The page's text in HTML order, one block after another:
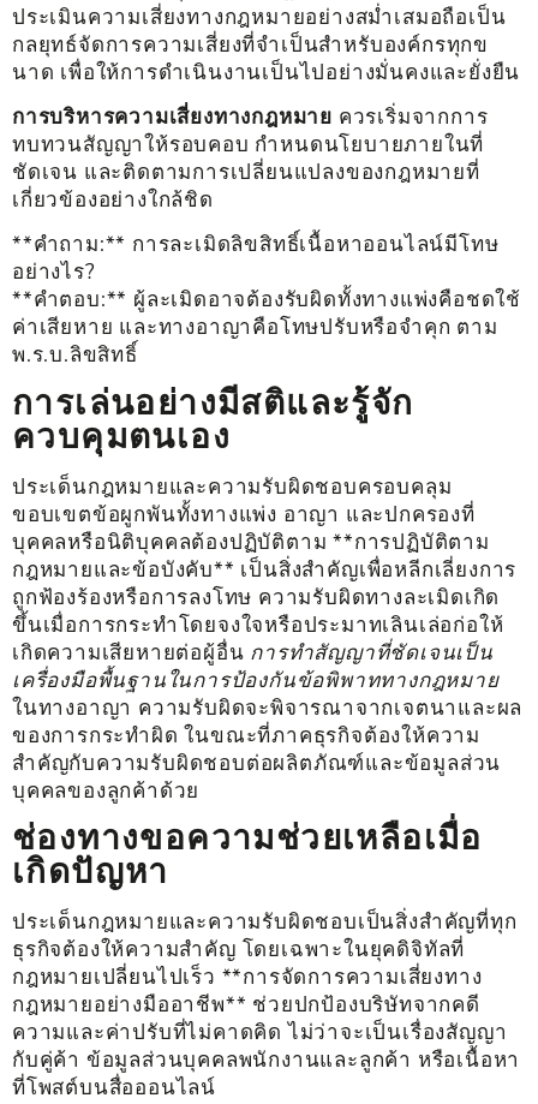
ประเมินความเสี่ยงทางกฎหมายอย่างสม่ำเสมอถือเป็น
กลยุทธ์จัดการความเสี่ยงที่จำเป็นสำหรับองค์กรทุกข
นาด เพื่อให้การดำเนินงานเป็นไปอย่างมั่นคงและยั่งยืน
การบริหารความเสี่ยงทางกฎหมาย ควรเริ่มจากการ
ทบทวนสัญญาให้รอบคอบ กำหนดนโยบายภายในที่
ชัดเจน และติดตามการเปลี่ยนแปลงของกฎหมายที่
เกี่ยวข้องอย่างใกล้ชิด
**คำถาม:** การละเมิดลิขสิทธิ์เนื้อหาออนไลน์มีโทษ
อย่างไร?
**คำตอบ:** ผู้ละเมิดอาจต้องรับผิดทั้งทางแพ่งคือชดใช้
ค่าเสียหาย และทางอาญาคือโทษปรับหรือจำคุก ตาม
พ.ร.บ.ลิขสิทธิ์
การเล่นอย่างมีสติและรู้จัก
ควบคุมตนเอง
ประเด็นกฎหมายและความรับผิดชอบครอบคลุม
ขอบเขตข้อผูกพันทั้งทางแพ่ง อาญา และปกครองที่
บุคคลหรือนิติบุคคลต้องปฏิบัติตาม **การปฏิบัติตาม
กฎหมายและข้อบังคับ** เป็นสิ่งสำคัญเพื่อหลีกเลี่ยงการ
ถูกฟ้องร้องหรือการลงโทษ ความรับผิดทางละเมิดเกิด
ขึ้นเมื่อการกระทำโดยจงใจหรือประมาทเลินเล่อก่อให้
เกิดความเสียหายต่อผู้อื่น การทำสัญญาที่ชัดเจนเป็น
เครื่องมือพื้นฐานในการป้องกันข้อพิพาททางกฎหมาย
ในทางอาญา ความรับผิดจะพิจารณาจากเจตนาและผล
ของการกระทำผิด ในขณะที่ภาคธุรกิจต้องให้ความ
สำคัญกับความรับผิดชอบต่อผลิตภัณฑ์และข้อมูลส่วน
บุคคลของลูกค้าด้วย
ช่องทางขอความช่วยเหลือเมื่อ
เกิดปัญหา
ประเด็นกฎหมายและความรับผิดชอบเป็นสิ่งสำคัญที่ทุก
ธุรกิจต้องให้ความสำคัญ โดยเฉพาะในยุคดิจิทัลที่
กฎหมายเปลี่ยนไปเร็ว **การจัดการความเสี่ยงทาง
กฎหมายอย่างมืออาชีพ** ช่วยปกป้องบริษัทจากคดี
ความและค่าปรับที่ไม่คาดคิด ไม่ว่าจะเป็นเรื่องสัญญา
กับคู่ค้า ข้อมูลส่วนบุคคลพนักงานและลูกค้า หรือเนื้อหา
ที่โพสต์บนสื่อออนไลน์